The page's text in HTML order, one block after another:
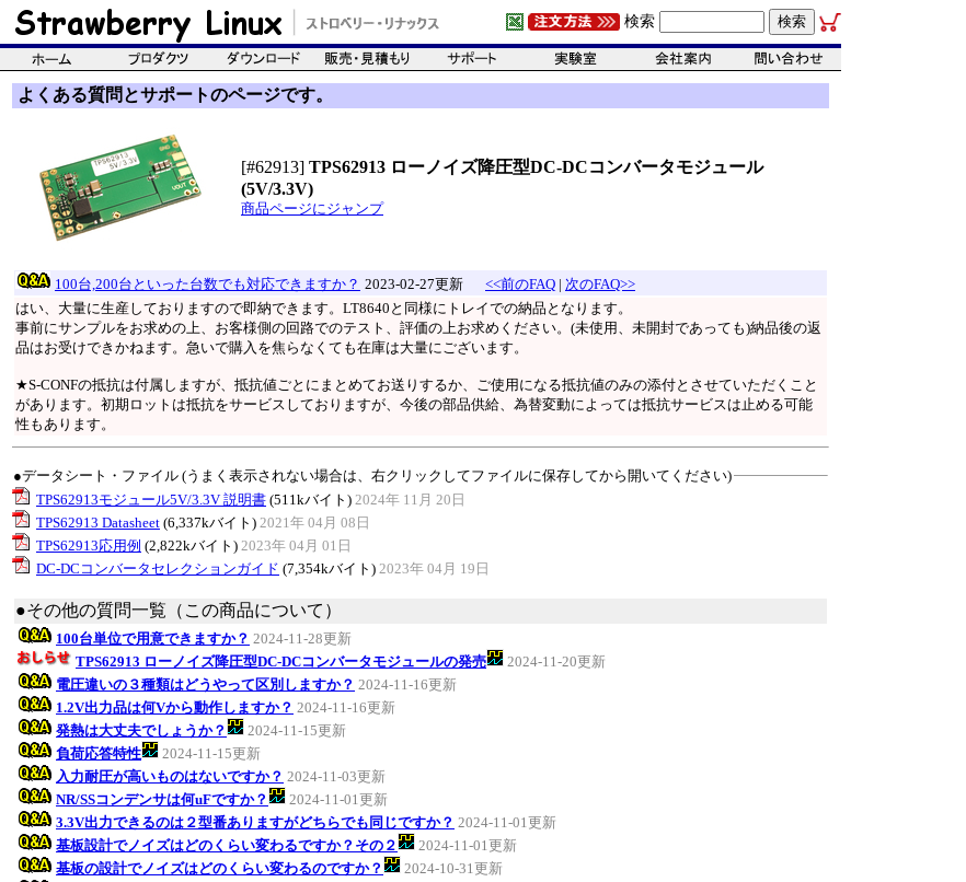
検索
よくある質問とサポートのページです。
[#62913] TPS62913 ローノイズ降圧型DC-DCコンバータモジュール
(5V/3.3V)
商品ページにジャンプ
100台,200台といった台数でも対応できますか？ 2023-02-27更新 <<前のFAQ | 次のFAQ>>
はい、大量に生産しておりますので即納できます。LT8640と同様にトレイでの納品となります。
事前にサンプルをお求めの上、お客様側の回路でのテスト、評価の上お求めください。(未使用、未開封であっても)納品後の返
品はお受けできかねます。急いで購入を焦らなくても在庫は大量にございます。
★S-CONFの抵抗は付属しますが、抵抗値ごとにまとめてお送りするか、ご使用になる抵抗値のみの添付とさせていただくこと
があります。初期ロットは抵抗をサービスしておりますが、今後の部品供給、為替変動によっては抵抗サービスは止める可能
性もあります。
●データシート・ファイル (うまく表示されない場合は、右クリックしてファイルに保存してから開いてください)
TPS62913モジュール5V/3.3V 説明書 (511kバイト) 2024年 11月 20日
TPS62913 Datasheet (6,337kバイト) 2021年 04月 08日
TPS62913応用例 (2,822kバイト) 2023年 04月 01日
DC-DCコンバータセレクションガイド (7,354kバイト) 2023年 04月 19日
●その他の質問一覧（この商品について）
100台単位で用意できますか？ 2024-11-28更新
TPS62913 ローノイズ降圧型DC-DCコンバータモジュールの発売
2024-11-20更新
電圧違いの３種類はどうやって区別しますか？ 2024-11-16更新
1.2V出力品は何Vから動作しますか？ 2024-11-16更新
発熱は大丈夫でしょうか？
2024-11-15更新
負荷応答特性
2024-11-15更新
入力耐圧が高いものはないですか？ 2024-11-03更新
NR/SSコンデンサは何uFですか？
2024-11-01更新
3.3V出力できるのは２型番ありますがどちらでも同じですか？ 2024-11-01更新
基板設計でノイズはどのくらい変わるですか？その２
2024-11-01更新
基板の設計でノイズはどのくらい変わるのですか？
2024-10-31更新